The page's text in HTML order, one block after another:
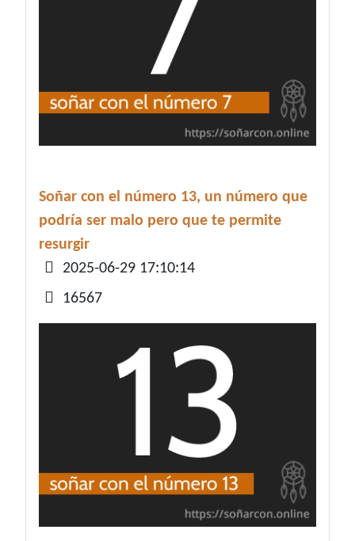
Soñar con el número 13, un número que
podría ser malo pero que te permite
resurgir
Detalles
2025-06-29 17:10:14
16567